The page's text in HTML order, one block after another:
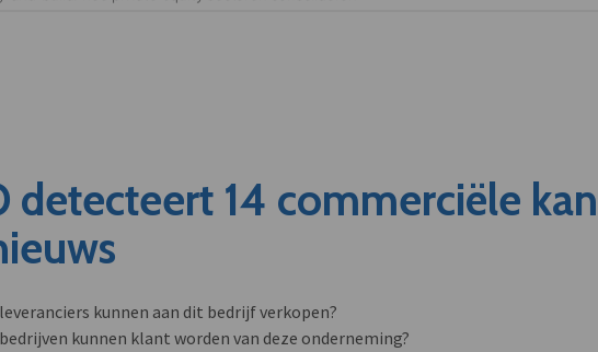
detecteert 14 commerciële
kunnen aan dit bedrijf verkopen?
kunnen klant worden van deze onderneming?